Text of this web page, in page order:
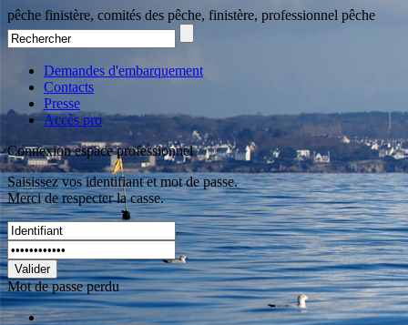
pêche finistère, comités des pêche, finistère, professionnel pêche
Demandes d'embarquement
Contacts
Presse
Accès pro
Connexion espace professionnel
Saisissez vos identifiant et mot de passe.
Merci de respecter la casse.
Valider
Mot de passe perdu